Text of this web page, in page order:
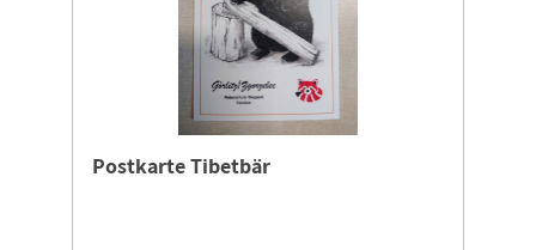
Postkarte Tibetbär